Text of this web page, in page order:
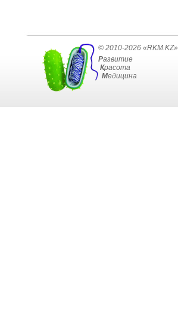
© 2010-2026 «RKM.KZ»
Развитие
Красота
Медицина